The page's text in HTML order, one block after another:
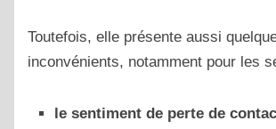
Toutefois, elle présente aussi
inconvénients, notamment pour les
le sentiment de perte de